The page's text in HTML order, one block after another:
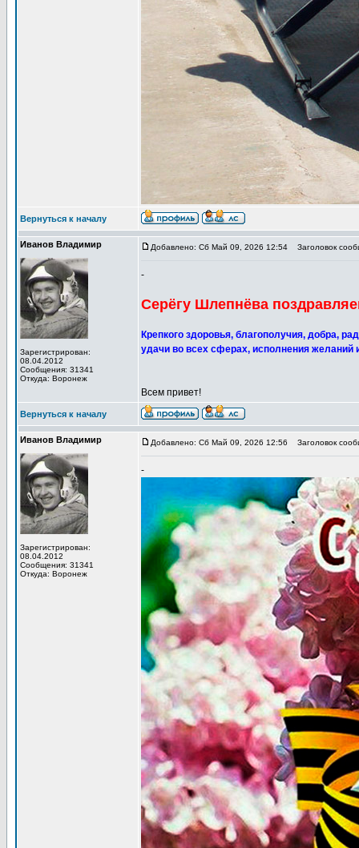
Вернуться к началу
Иванов Владимир
Зарегистрирован:
08.04.2012
Сообщения: 31341
Откуда: Воронеж
Добавлено: Сб Май 09, 2026 12:54 Заголовок
-
Серёгу Шлепнёва
Крепкого здоровья, благополучия, добра,
удачи во всех сферах, исполнения желаний
Всем привет!
Вернуться к началу
Иванов Владимир
Зарегистрирован:
08.04.2012
Сообщения: 31341
Откуда: Воронеж
Добавлено: Сб Май 09, 2026 12:56 Заголовок
-